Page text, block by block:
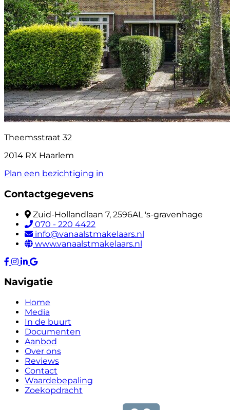
Theemsstraat 32
2014 RX Haarlem
Plan een bezichtiging in
Contactgegevens
Zuid-Hollandlaan 7, 2596AL 's-gravenhage
070 - 220 4422
info@vanaalstmakelaars.nl
www.vanaalstmakelaars.nl
Navigatie
Home
Media
In de buurt
Documenten
Aanbod
Over ons
Reviews
Contact
Waardebepaling
Zoekopdracht